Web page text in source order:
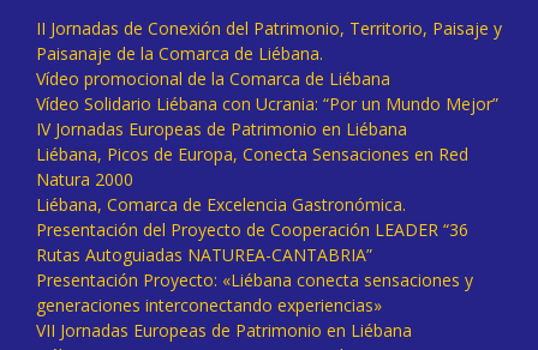
II Jornadas de Conexión del Patrimonio, Territorio, Paisaje y
Paisanaje de la Comarca de Liébana.
Vídeo promocional de la Comarca de Liébana
Vídeo Solidario Liébana con Ucrania: “Por un Mundo Mejor”
IV Jornadas Europeas de Patrimonio en Liébana
Liébana, Picos de Europa, Conecta Sensaciones en Red
Natura 2000
Liébana, Comarca de Excelencia Gastronómica.
Presentación del Proyecto de Cooperación LEADER “36
Rutas Autoguiadas NATUREA-CANTABRIA”
Presentación Proyecto: «Liébana conecta sensaciones y
generaciones interconectando experiencias»
VII Jornadas Europeas de Patrimonio en Liébana